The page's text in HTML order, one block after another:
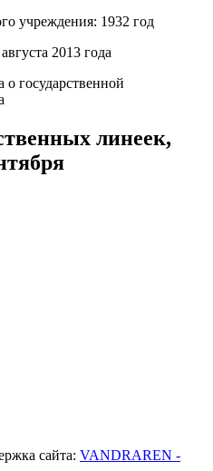
учреждения: 1932 год
2013 года
о государственной
линеек,
сайта: VANDRAREN -